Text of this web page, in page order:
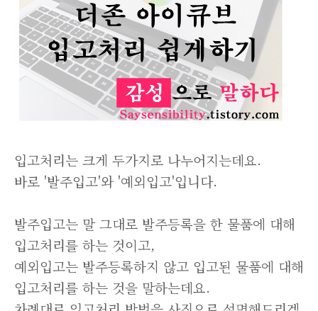
입고처리는 크게 두가지로 나누어지는데요.
바로 '발주입고'와 '예외입고'입니다.
발주입고는 말 그대로 발주등록을 한 물품에 대해
입고처리를 하는 것이고,
예외입고는 발주등록하지 않고 입고된 물품에 대해
입고처리를 하는 것을 말하는데요.